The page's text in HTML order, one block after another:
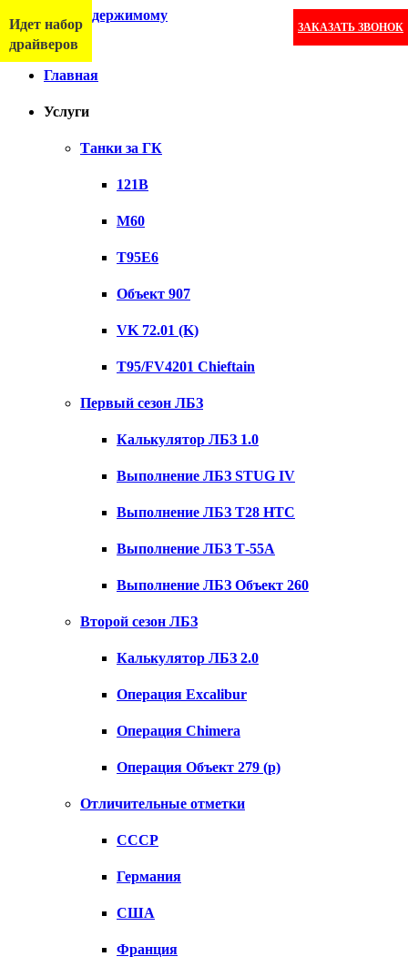
Перейти к содержимому
ЗАКАЗАТЬ ЗВОНОК
Меню
Главная
Услуги
Танки за ГК
121B
M60
T95E6
Объект 907
VK 72.01 (K)
T95/FV4201 Chieftain
Первый сезон ЛБЗ
Калькулятор ЛБЗ 1.0
Выполнение ЛБЗ STUG IV
Выполнение ЛБЗ T28 HTC
Выполнение ЛБЗ Т-55А
Выполнение ЛБЗ Объект 260
Второй сезон ЛБЗ
Калькулятор ЛБЗ 2.0
Операция Excalibur
Операция Chimera
Операция Объект 279 (р)
Отличительные отметки
СССР
Германия
США
Франция
Идет набор
драйверов